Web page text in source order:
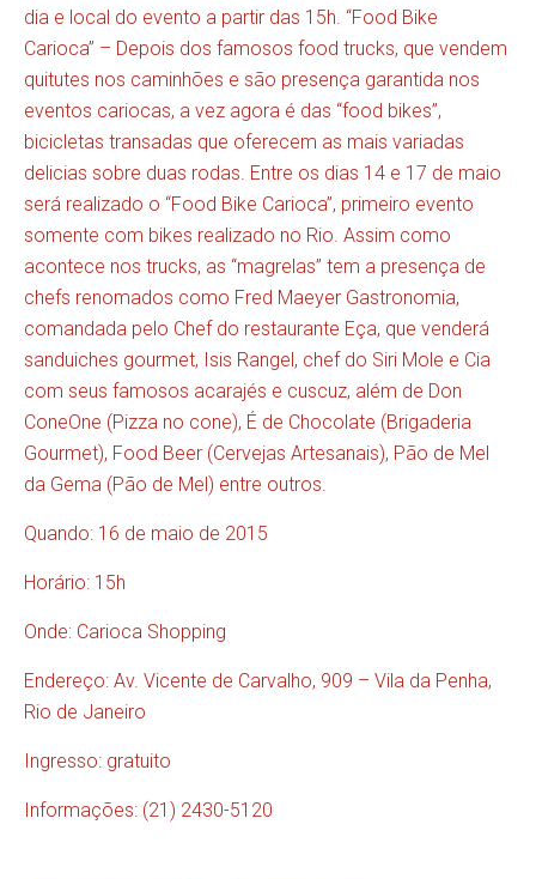
dia e local do evento a partir das 15h. “Food Bike
Carioca” – Depois dos famosos food trucks, que vendem
quitutes nos caminhões e são presença garantida nos
eventos cariocas, a vez agora é das “food bikes”,
bicicletas transadas que oferecem as mais variadas
delicias sobre duas rodas. Entre os dias 14 e 17 de maio
será realizado o “Food Bike Carioca”, primeiro evento
somente com bikes realizado no Rio. Assim como
acontece nos trucks, as “magrelas” tem a presença de
chefs renomados como Fred Maeyer Gastronomia,
comandada pelo Chef do restaurante Eça, que venderá
sanduiches gourmet, Isis Rangel, chef do Siri Mole e Cia
com seus famosos acarajés e cuscuz, além de Don
ConeOne (Pizza no cone), É de Chocolate (Brigaderia
Gourmet), Food Beer (Cervejas Artesanais), Pão de Mel
da Gema (Pão de Mel) entre outros.
Quando: 16 de maio de 2015
Horário: 15h
Onde: Carioca Shopping
Endereço: Av. Vicente de Carvalho, 909 – Vila da Penha,
Rio de Janeiro
Ingresso: gratuito
Informações: (21) 2430-5120